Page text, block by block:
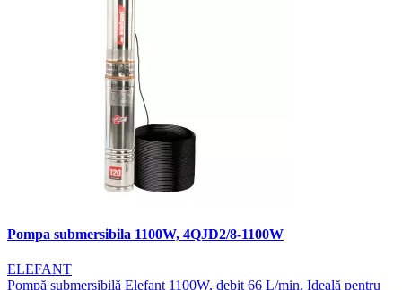
Pompa submersibila 1100W, 4QJD2/8-1100W
ELEFANT
Pompă submersibilă Elefant 1100W, debit 66 L/min. Ideală pentru